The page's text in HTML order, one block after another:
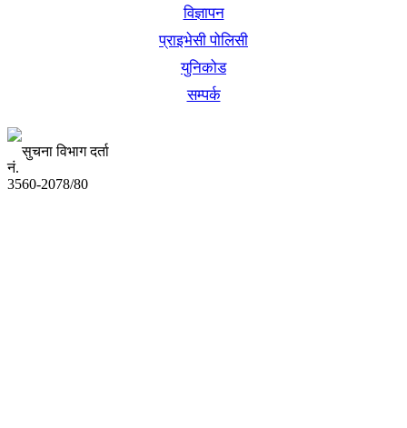
विज्ञापन
प्राइभेसी पोलिसी
युनिकोड
सम्पर्क
सुचना विभाग दर्ता
नं.
3560-2078/80